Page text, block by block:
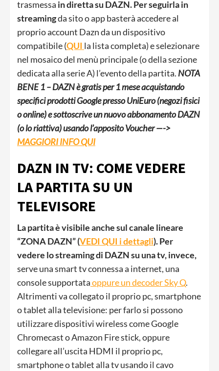
trasmessa in direttasu DAZN.Per seguirla in
streamingda sito o app basterà accedere al
proprio account Dazn da un dispositivo
compatibile (QUI la lista completa) e selezionare
nel mosaico del menù principale (o della sezione
dedicata alla serie A) l’evento della partita. NOTA
BENE 1 – DAZN è gratis per 1 mese acquistando
specifici prodotti Google presso UniEuro (negozi fisici
o online) e sottoscrive un nuovo abbonamento DAZN
(o lo riattiva) usando l’apposito Voucher —->
MAGGIORI INFO QUI
DAZN IN TV: COME VEDERE
LA PARTITA SU UN
TELEVISORE
La partita è visibile anche sul canale lineare
“ZONA DAZN” (VEDI QUI i dettagli).Per
vedere lo streaming di DAZN su una tv, invece,
serve una smart tv connessa a internet, una
console supportataoppure un decoder Sky Q.
Altrimenti va collegato il proprio pc, smartphone
o tablet alla televisione: per farlo si possono
utilizzare dispositivi wireless come Google
Chromecast o Amazon Fire stick, oppure
collegare all’uscita HDMI il proprio pc,
smartphone o tablet alla tv usando il cavo